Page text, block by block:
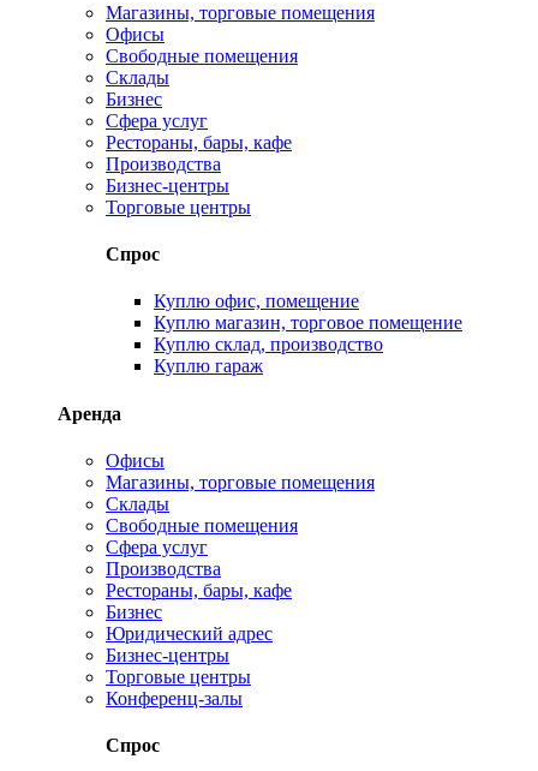
Магазины, торговые помещения
Офисы
Свободные помещения
Склады
Бизнес
Сфера услуг
Рестораны, бары, кафе
Производства
Бизнес-центры
Торговые центры
Спрос
Куплю офис, помещение
Куплю магазин, торговое помещение
Куплю склад, производство
Куплю гараж
Аренда
Офисы
Магазины, торговые помещения
Склады
Свободные помещения
Сфера услуг
Производства
Рестораны, бары, кафе
Бизнес
Юридический адрес
Бизнес-центры
Торговые центры
Конференц-залы
Спрос